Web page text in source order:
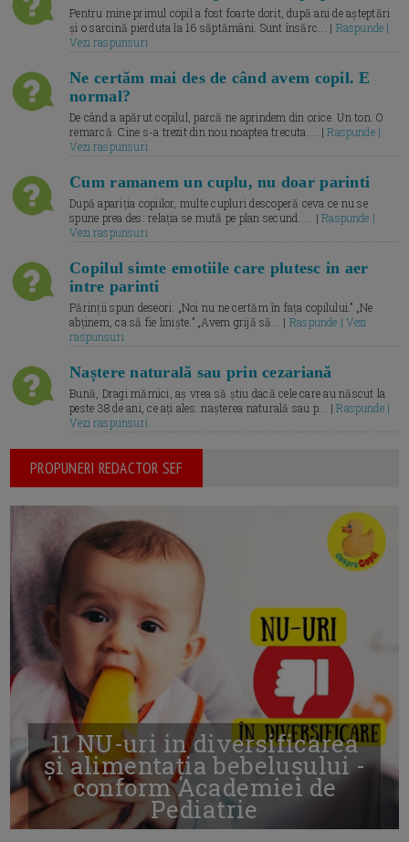
Pentru mine primul copil a fost foarte dorit, după ani de așteptări
și o sarcină pierduta la 16 săptămâni. Sunt însărc... | Raspunde |
Vezi raspunsuri
Ne certăm mai des de când avem copil. E
normal?
De când a apărut copilul, parcă ne aprindem din orice. Un ton. O
remarcă. Cine s-a trezit din nou noaptea trecuta.... |Raspunde |
Vezi raspunsuri
Cum ramanem un cuplu, nu doar parinti
După apariția copiilor, multe cupluri descoperă ceva ce nu se
spune prea des: relația se mută pe plan secund. ... |Raspunde |
Vezi raspunsuri
Copilul simte emotiile care plutesc in aer
intre parinti
Părinții spun deseori: „Noi nu ne certăm în fața copilului.” „Ne
abținem, ca să fie liniște.” „Avem grijă să... | Raspunde | Vezi
raspunsuri
Naștere naturală sau prin cezariană
Bună, Dragi mămici, aș vrea să știu dacă cele care au născut la
peste 38 de ani, ce ați ales: nașterea naturală sau p... |Raspunde |
Vezi raspunsuri
PROPUNERI REDACTOR SEF
11 NU-uri in diversificarea
și alimentația bebelușului -
conform Academiei de
Pediatrie